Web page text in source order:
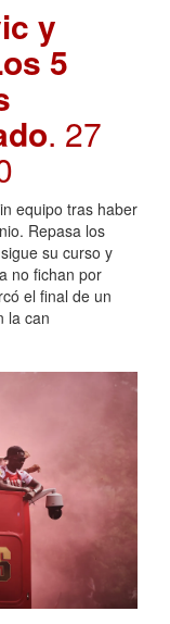
y
5
. 27
equipo tras haber
Repasa los
su curso y
no fichan por
el final de un
la can